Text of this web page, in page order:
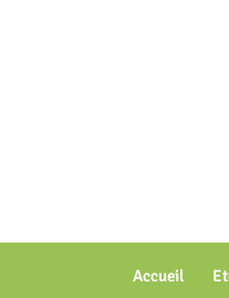
Accueil